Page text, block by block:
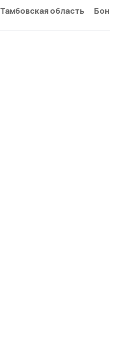
Тамбовская область